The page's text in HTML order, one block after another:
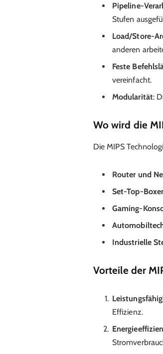
Pipeline-
Stufen
Load/Store-
anderen
Feste
vereinfacht.
Modularität:
Wo wird die
Die MIPS
Router und
Set-Top-
Gaming-
Industrielle
Vorteile der
Effizienz.